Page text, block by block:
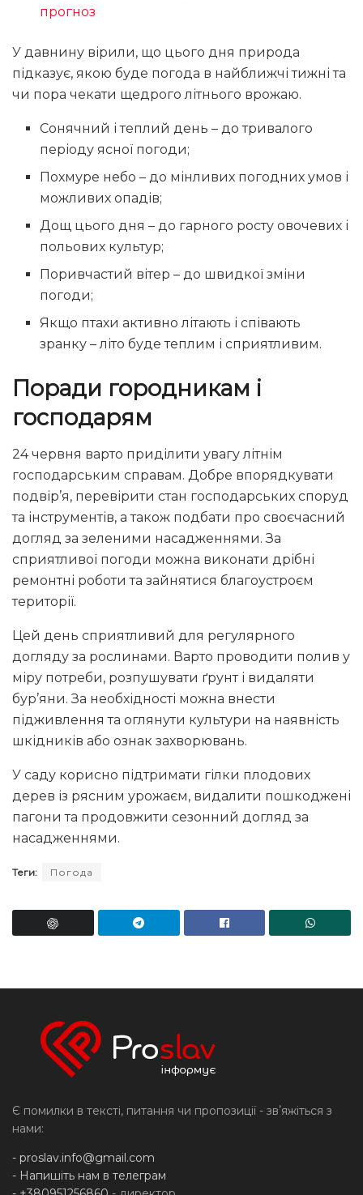
прогноз
У давнину вірили, що цього дня природа
підказує, якою буде погода в найближчі тижні та
чи пора чекати щедрого літнього врожаю.
Сонячний і теплий день – до тривалого
періоду ясної погоди;
Похмуре небо – до мінливих погодних умов і
можливих опадів;
Дощ цього дня – до гарного росту овочевих і
польових культур;
Поривчастий вітер – до швидкої зміни
погоди;
Якщо птахи активно літають і співають
зранку – літо буде теплим і сприятливим.
Поради городникам і
господарям
24 червня варто приділити увагу літнім
господарським справам. Добре впорядкувати
подвір’я, перевірити стан господарських споруд
та інструментів, а також подбати про своєчасний
догляд за зеленими насадженнями. За
сприятливої погоди можна виконати дрібні
ремонтні роботи та зайнятися благоустроєм
території.
Цей день сприятливий для регулярного
догляду за рослинами. Варто проводити полив у
міру потреби, розпушувати ґрунт і видаляти
бур’яни. За необхідності можна внести
підживлення та оглянути культури на наявність
шкідників або ознак захворювань.
У саду корисно підтримати гілки плодових
дерев із рясним урожаєм, видалити пошкоджені
пагони та продовжити сезонний догляд за
насадженнями.
Теги: Погода
Є помилки в тексті, питання чи пропозиції - звʼяжіться з
нами:
- proslav.info@gmail.com
- Напишіть нам в телеграм